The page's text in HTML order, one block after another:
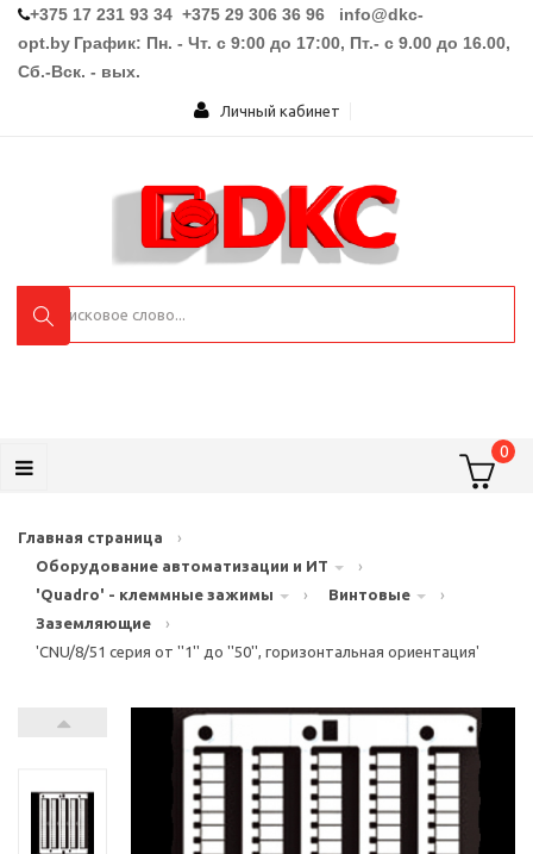
+375 17 231 93 34 +375 29 306 36 96 info@dkc-
opt.by График: Пн. - Чт. с 9:00 до 17:00, Пт.- с 9.00 до 16.00,
Сб.-Вск. - вых.
Личный кабинет
0
Главная страница
›
Оборудование автоматизации и ИТ
›
'Quadro' - клеммные зажимы
› Винтовые
›
Заземляющие
›
'CNU/8/51 серия от ''1'' до ''50'', горизонтальная ориентация'